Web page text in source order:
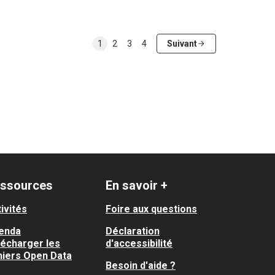
1 2 3 4 Suivant
les
Open Data
En savoir +
Foire aux questions
Déclaration
d'accessibilité
Besoin d'aide ?